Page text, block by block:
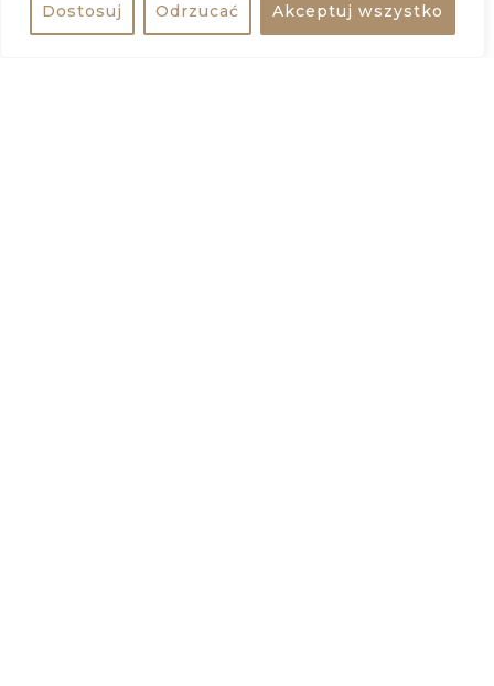
Dostosuj Odrzucać Akceptuj wszystko
bezpłatne Udostępnij